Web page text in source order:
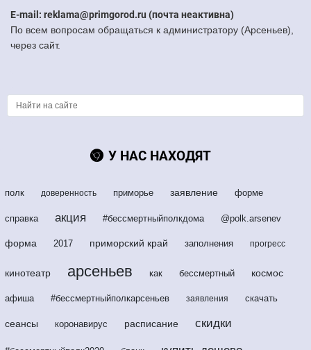
E-mail: reklama@primgorod.ru (почта неактивна)
По всем вопросам обращаться к администратору (Арсеньев),
через сайт.
У НАС НАХОДЯТ
полк доверенность приморье заявление форме
справка акция #бессмертныйполкдома @polk.arsenev
форма 2017 приморский край заполнения прогресс
кинотеатр арсеньев как бессмертный космос
афиша #бессмертныйполкарсеньев заявления скачать
сеансы коронавирус расписание скидки